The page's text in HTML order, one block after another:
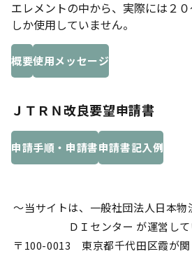
エレメントの中から、実際には２
しか使用していません。
概要使用メッセージ
ＪＴＲＮ改良要望申請書
申請手順・申請書申請書記入例
～当サイトは、一般社団法人日本物
ＤＩセンター が運営し
〒100-0013 東京都千代田区霞が